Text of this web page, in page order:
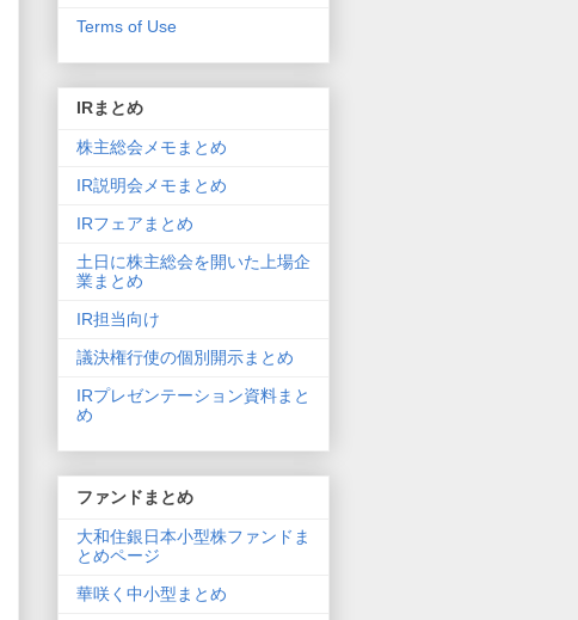
Terms of Use
IRまとめ
株主総会メモまとめ
IR説明会メモまとめ
IRフェアまとめ
土日に株主総会を開いた上場企
業まとめ
IR担当向け
議決権行使の個別開示まとめ
IRプレゼンテーション資料まと
め
ファンドまとめ
大和住銀日本小型株ファンドま
とめページ
華咲く中小型まとめ